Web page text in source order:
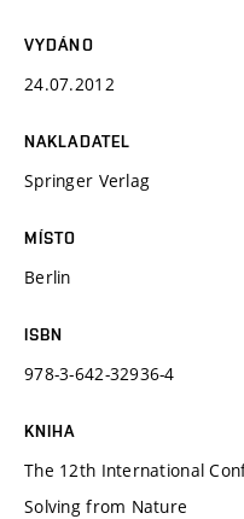
VYDÁNO
24.07.2012
NAKLADATEL
Springer Verlag
MÍSTO
Berlin
ISBN
978-3-642-32936-4
KNIHA
The 12th International
Solving from Nature